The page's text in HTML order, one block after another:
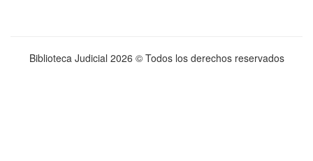
Biblioteca Judicial 2026 © Todos los derechos reservados